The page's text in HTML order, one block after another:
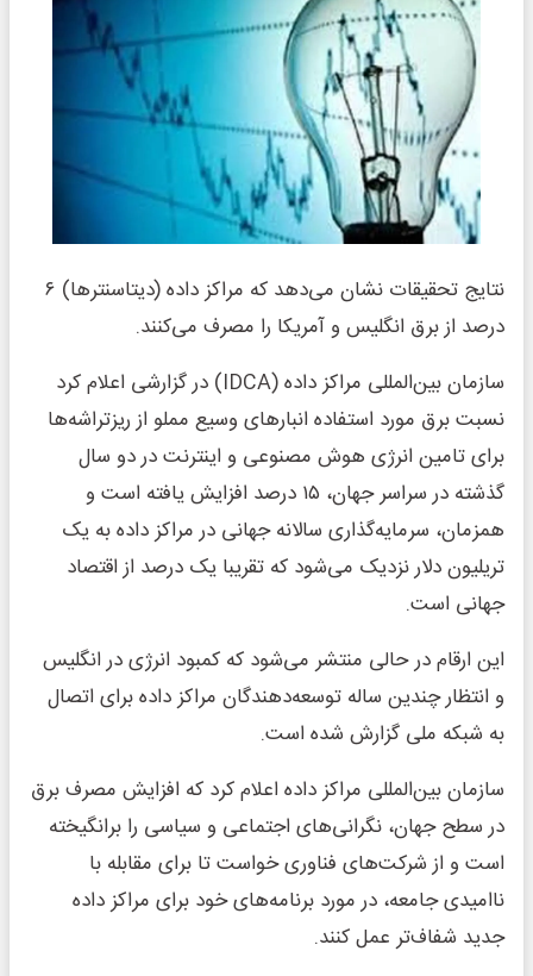
نتایج تحقیقات نشان می‌دهد که مراکز داده (دیتاسنترها) ۶
درصد از برق انگلیس و آمریکا را مصرف می‌کنند.
سازمان بین‌المللی مراکز داده (IDCA) در گزارشی اعلام کرد
نسبت برق مورد استفاده انبارهای وسیع مملو از ریزتراشه‌ها
برای تامین انرژی هوش مصنوعی و اینترنت در دو سال
گذشته در سراسر جهان، ۱۵ درصد افزایش یافته است و
همزمان، سرمایه‌گذاری سالانه جهانی در مراکز داده به یک
تریلیون دلار نزدیک می‌شود که تقریبا یک درصد از اقتصاد
جهانی است.
این ارقام در حالی منتشر می‌شود که کمبود انرژی در انگلیس
و انتظار چندین ساله توسعه‌دهندگان مراکز داده برای اتصال
به شبکه ملی گزارش شده است.
سازمان بین‌المللی مراکز داده اعلام کرد که افزایش مصرف برق
در سطح جهان، نگرانی‌های اجتماعی و سیاسی را برانگیخته
است و از شرکت‌های فناوری خواست تا برای مقابله با
ناامیدی جامعه، در مورد برنامه‌های خود برای مراکز داده
جدید شفاف‌تر عمل کنند.